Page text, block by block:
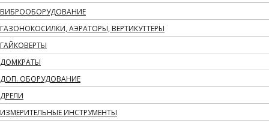
ВИБРООБОРУДОВАНИЕ
ГАЗОНОКОСИЛКИ, АЭРАТОРЫ, ВЕРТИКУТТЕРЫ
ГАЙКОВЕРТЫ
ДОМКРАТЫ
ДОП. ОБОРУДОВАНИЕ
ДРЕЛИ
ИЗМЕРИТЕЛЬНЫЕ ИНСТРУМЕНТЫ